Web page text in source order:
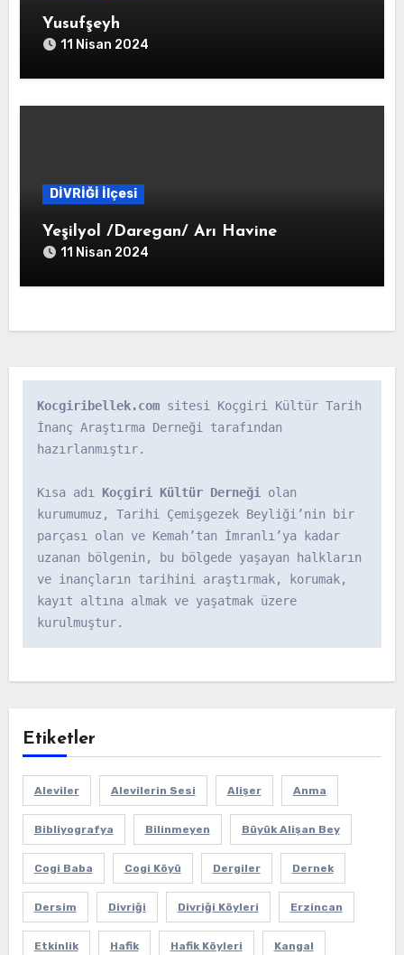
Yusufşeyh
11 Nisan 2024
DİVRİĞİ İlçesi
Yeşilyol /Daregan/ Arı Havine
11 Nisan 2024
Kocgiribellek.com sitesi Koçgiri Kültür Tarih
İnanç Araştırma Derneği tarafından
hazırlanmıştır.
Kısa adı Koçgiri Kültür Derneği olan
kurumumuz, Tarihi Çemişgezek Beyliği’nin bir
parçası olan ve Kemah’tan İmranlı’ya kadar
uzanan bölgenin, bu bölgede yaşayan halkların
ve inançların tarihini araştırmak, korumak,
kayıt altına almak ve yaşatmak üzere
kurulmuştur.
Etiketler
Aleviler Alevilerin Sesi Alişer Anma
Bibliyografya Bilinmeyen Büyük Alişan Bey
Cogi Baba Cogi Köyü Dergiler Dernek
Dersim Divriği Divriği Köyleri Erzincan
Etkinlik Hafik Hafik Köyleri Kangal